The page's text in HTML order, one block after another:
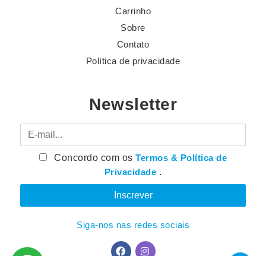
Carrinho
Sobre
Contato
Política de privacidade
Newsletter
E-mail
Concordo com osTermos & Política de
Privacidade .
Siga-nos nas redes sociais